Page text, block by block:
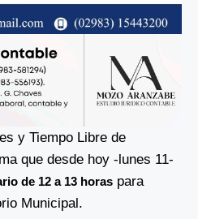
y Tiempo Libre de
que desde hoy -lunes 11-
de 12 a 13 horas para
Municipal.